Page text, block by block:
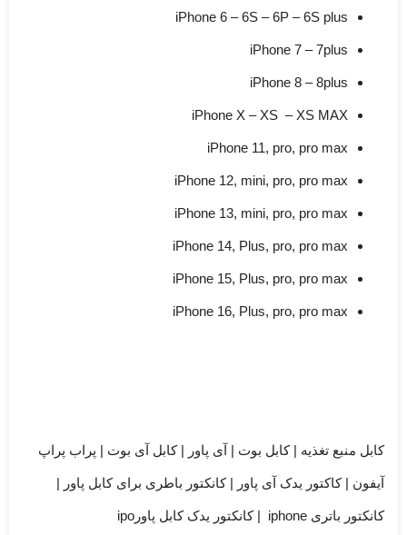
iPhone 6 – 6S – 6P – 6S plus
iPhone 7 – 7plus
iPhone 8 – 8plus
iPhone X – XS – XS MAX
iPhone 11, pro, pro max
iPhone 12, mini, pro, pro max
iPhone 13, mini, pro, pro max
iPhone 14, Plus, pro, pro max
iPhone 15, Plus, pro, pro max
iPhone 16, Plus, pro, pro max
کابل منبع تغذیه | کابل بوت | آی پاور | کابل آی بوت | پراب پراپ
آیفون | کاکتور یدک آی پاور | کانکتور باطری برای کابل پاور |
کانکتور باتری iphone | کانکتور یدک کابل پاورipo